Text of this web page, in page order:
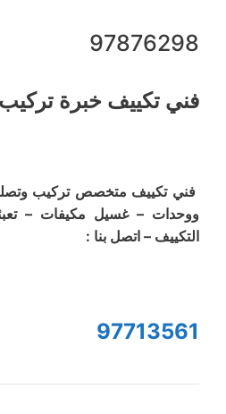
97876298
فني تكييف خبرة
فني تكييف متخصص تركيب
ووحدات – غسيل مكيفات –
التكييف – اتصل بنا :
97713561